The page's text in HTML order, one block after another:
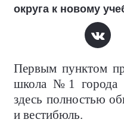
округа к новому
Первым пунктом
школа №1 города
здесь полностью
и вестибюль.